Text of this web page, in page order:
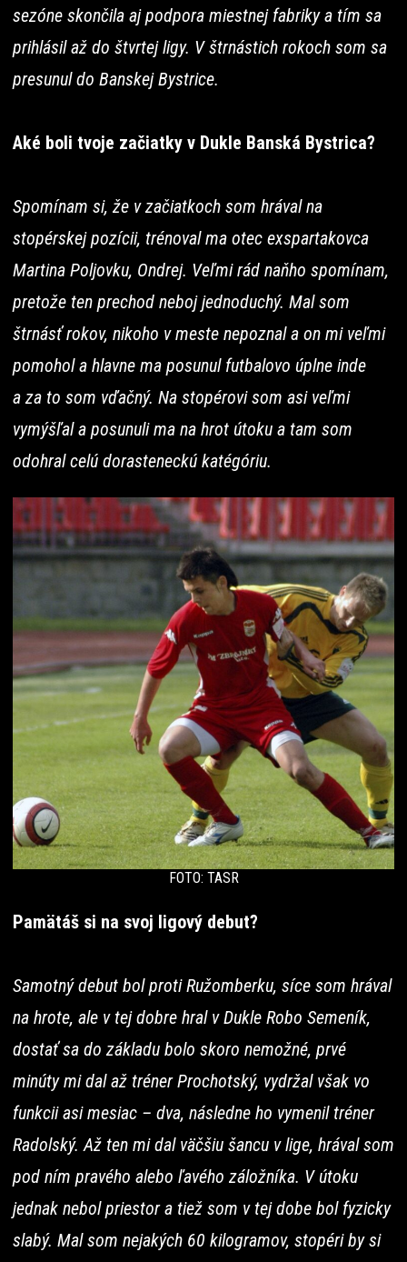
sezóne skončila aj podpora miestnej fabriky a tím sa
prihlásil až do štvrtej ligy. V štrnástich rokoch som sa
presunul do Banskej Bystrice.
Aké boli tvoje začiatky v Dukle Banská Bystrica?
Spomínam si, že v začiatkoch som hrával na
stopérskej pozícii, trénoval ma otec exspartakovca
Martina Poljovku, Ondrej. Veľmi rád naňho spomínam,
pretože ten prechod neboj jednoduchý. Mal som
štrnásť rokov, nikoho v meste nepoznal a on mi veľmi
pomohol a hlavne ma posunul futbalovo úplne inde
a za to som vďačný. Na stopérovi som asi veľmi
vymýšľal a posunuli ma na hrot útoku a tam som
odohral celú dorasteneckú katégóriu.
FOTO: TASR
Pamätáš si na svoj ligový debut?
Samotný debut bol proti Ružomberku, síce som hrával
na hrote, ale v tej dobre hral v Dukle Robo Semeník,
dostať sa do základu bolo skoro nemožné, prvé
minúty mi dal až tréner Prochotský, vydržal však vo
funkcii asi mesiac – dva, následne ho vymenil tréner
Radolský. Až ten mi dal väčšiu šancu v lige, hrával som
pod ním pravého alebo ľavého záložníka. V útoku
jednak nebol priestor a tiež som v tej dobe bol fyzicky
slabý. Mal som nejakých 60 kilogramov, stopéri by si